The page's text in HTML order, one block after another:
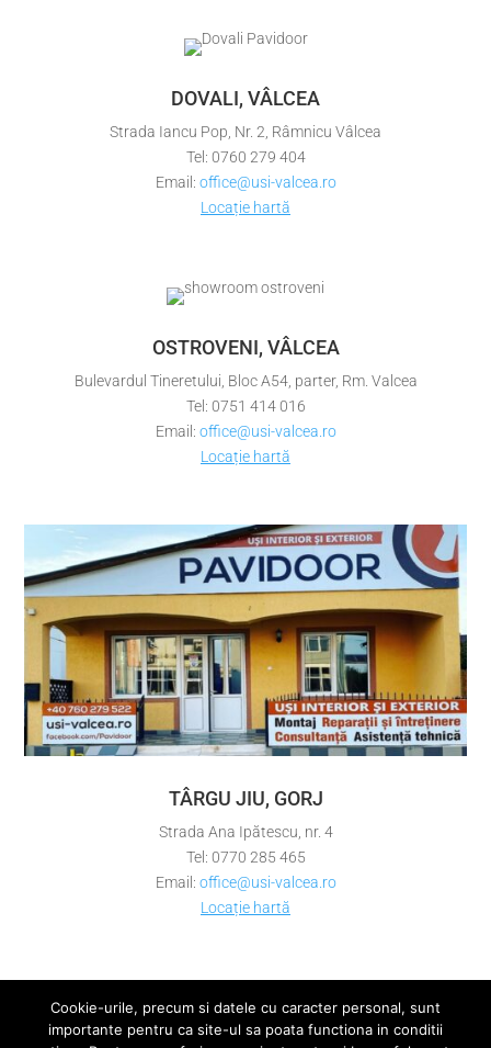
DOVALI, VÂLCEA
Strada Iancu Pop, Nr. 2, Râmnicu Vâlcea
Tel: 0760 279 404
Email: office@usi-valcea.ro
Locație hartă
OSTROVENI, VÂLCEA
Bulevardul Tineretului, Bloc A54, parter, Rm. Valcea
Tel: 0751 414 016
Email: office@usi-valcea.ro
Locație hartă
TÂRGU JIU, GORJ
Strada Ana Ipătescu, nr. 4
Tel: 0770 285 465
Email: office@usi-valcea.ro
Locație hartă
Cookie-urile, precum si datele cu caracter personal, sunt
importante pentru ca site-ul sa poata functiona in conditii